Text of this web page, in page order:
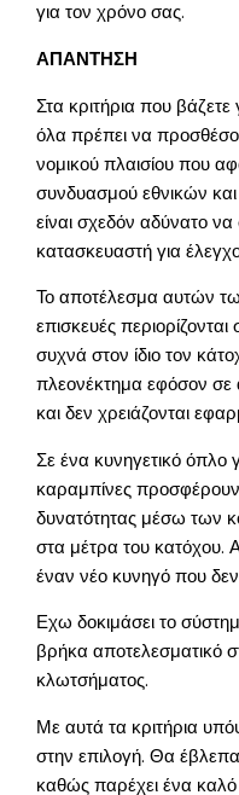
για τον χρόνο σας.
ΑΠΑΝΤΗΣΗ
Στα κριτήρια που
όλα πρέπει να
νομικού πλαισίου που
συνδυασμού εθνικών
είναι σχεδόν αδύνατο
κατασκευαστή για
Το αποτέλεσμα αυτών
επισκευές
συχνά στον ίδιο τον
πλεονέκτημα εφόσον σε
και δεν χρειάζονται
Σε ένα κυνηγετικό όπλο
καραμπίνες
δυνατότητας μέσω των
στα μέτρα του κατόχου.
έναν νέο κυνηγό που δεν
Εχω δοκιμάσει το
βρήκα αποτελεσματικό
κλωτσήματος.
Με αυτά τα κριτήρια
στην επιλογή. Θα
καθώς παρέχει ένα